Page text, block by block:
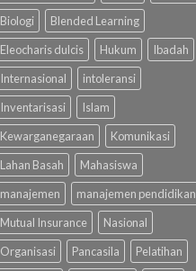
Biologi
Blended Learning
Eleocharis dulcis
Hukum
Ibadah
Internasional
intoleransi
Inventarisasi
Islam
Kewarganegaraan
Komunikasi
Lahan Basah
Mahasiswa
manajemen
manajemen pendidikan
Mutual Insurance
Nasional
Organisasi
Pancasila
Pelatihan